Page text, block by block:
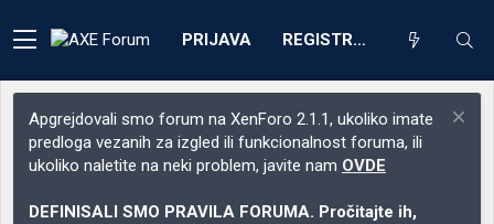
PRIJAVA REGISTRACIJA
Apgrejdovali smo forum na XenForo 2.1.1, ukoliko imate
predloga vezanih za izgled ili funkcionalnost foruma, ili
ukoliko naletite na neki problem, javite nam OVDE
DEFINISALI SMO PRAVILA FORUMA. Pročitajte ih,